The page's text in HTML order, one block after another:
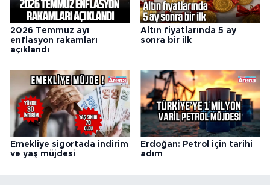
2026 Temmuz ayı
enflasyon rakamları
açıklandı
Altın fiyatlarında 5 ay
sonra bir ilk
Emekliye sigortada indirim
ve yaş müjdesi
Erdoğan: Petrol için tarihi
adım